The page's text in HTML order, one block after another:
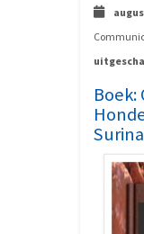
Boek: